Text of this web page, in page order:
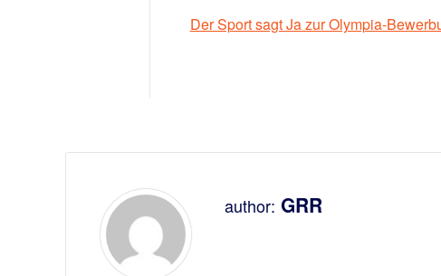
Der Sport sagt Ja zur Olympia-
author: GRR